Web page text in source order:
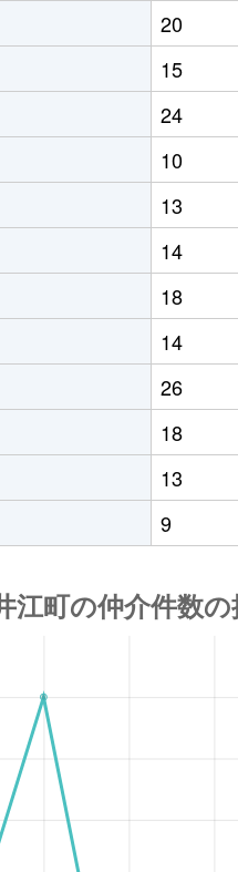
20
15
24
10
13
14
18
14
26
18
13
9